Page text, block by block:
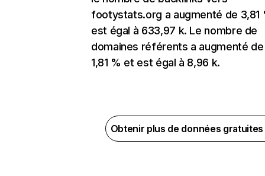
footystats.org a augmenté de 3,81
est égal à 633,97 k. Le nombre de
domaines référents a augmenté de
1,81 % et est égal à 8,96 k.
Obtenir plus de données